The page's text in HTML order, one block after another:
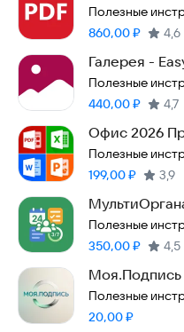
Полезные
Цена:
860,00₽ 4,6
Галерея -
Полезные
Цена:
440,00₽ 4,7
Офис 2026
без рекламы
Полезные
Цена:
199,00₽ 3,9
органайзер
Полезные
Цена:
350,00₽ 4,5
Моя.Подпись
Полезные
Цена:
20,00₽